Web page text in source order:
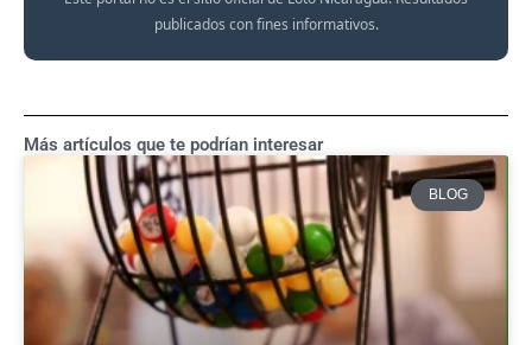
publicados con fines informativos.
Más artículos que te podrían interesar
BLOG